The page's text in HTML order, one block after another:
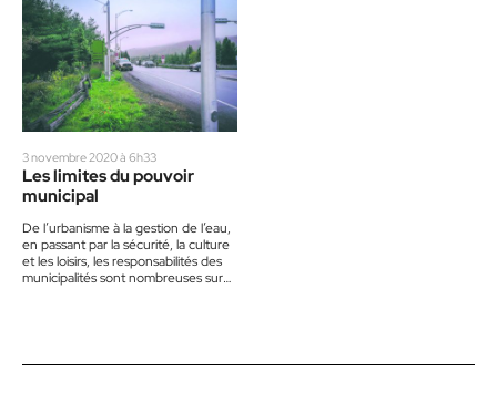
3 novembre 2020 à 6h33
Les limites du pouvoir
municipal
De l’urbanisme à la gestion de l’eau,
en passant par la sécurité, la culture
et les loisirs, les responsabilités des
municipalités sont nombreuses sur